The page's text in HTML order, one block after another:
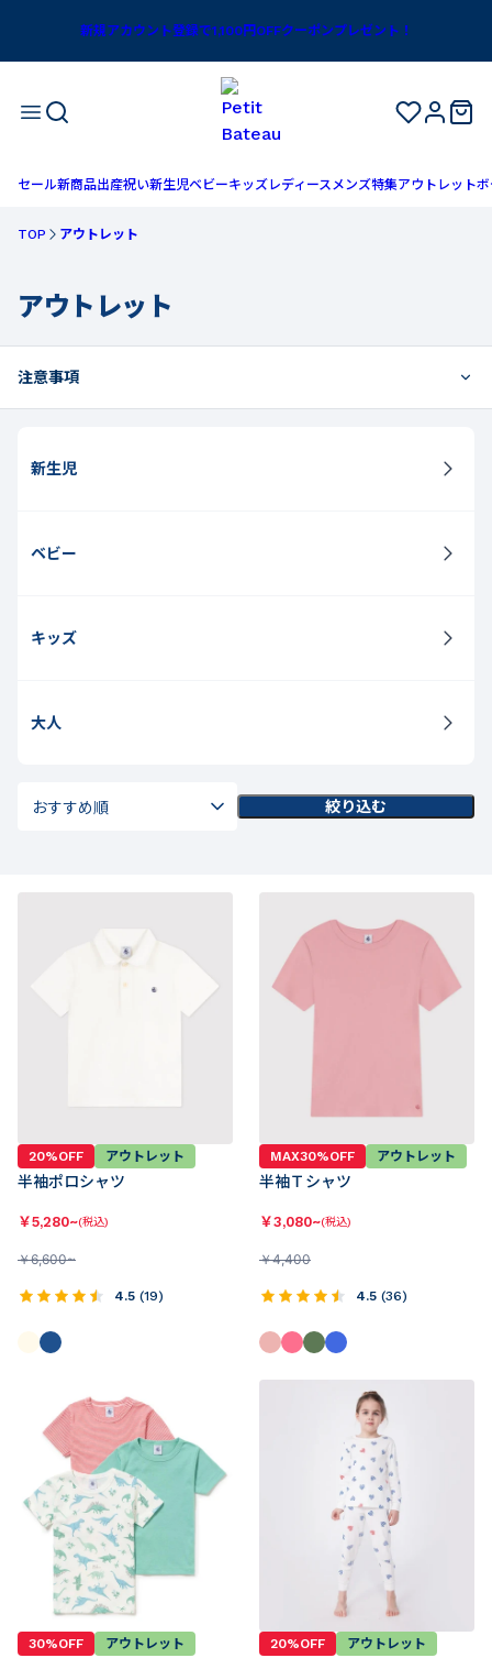
新規アカウント登録で1,100円OFFクーポンプレゼント！
セール新商品出産祝い新生児ベビーキッズ レディースメンズ特集アウトレットボ
TOP アウトレット
アウトレット
注意事項
新生児
ベビー
キッズ
大人
絞り込む
20%OFF アウトレット
半袖ポロシャツ
￥5,280~(税込)
￥6,600~
4.5 (19)
MAX30%OFF アウトレット
半袖Ｔシャツ
￥3,080~(税込)
￥4,400
4.5 (36)
30%OFF アウトレット 20%OFF アウトレット